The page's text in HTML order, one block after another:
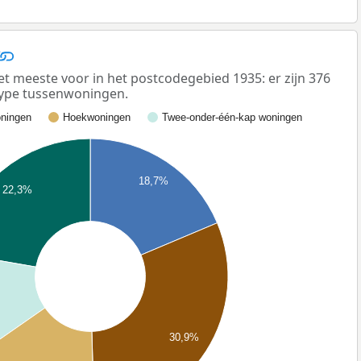
meeste voor in het postcodegebied 1935: er zijn 376
tussenwoningen.
Hoekwoningen Twee-onder-één-kap woningen
18,7%
30,9%
22,3%